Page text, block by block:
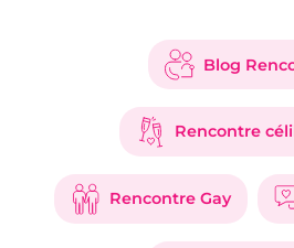
Blog
Rencontre
Rencontre Gay